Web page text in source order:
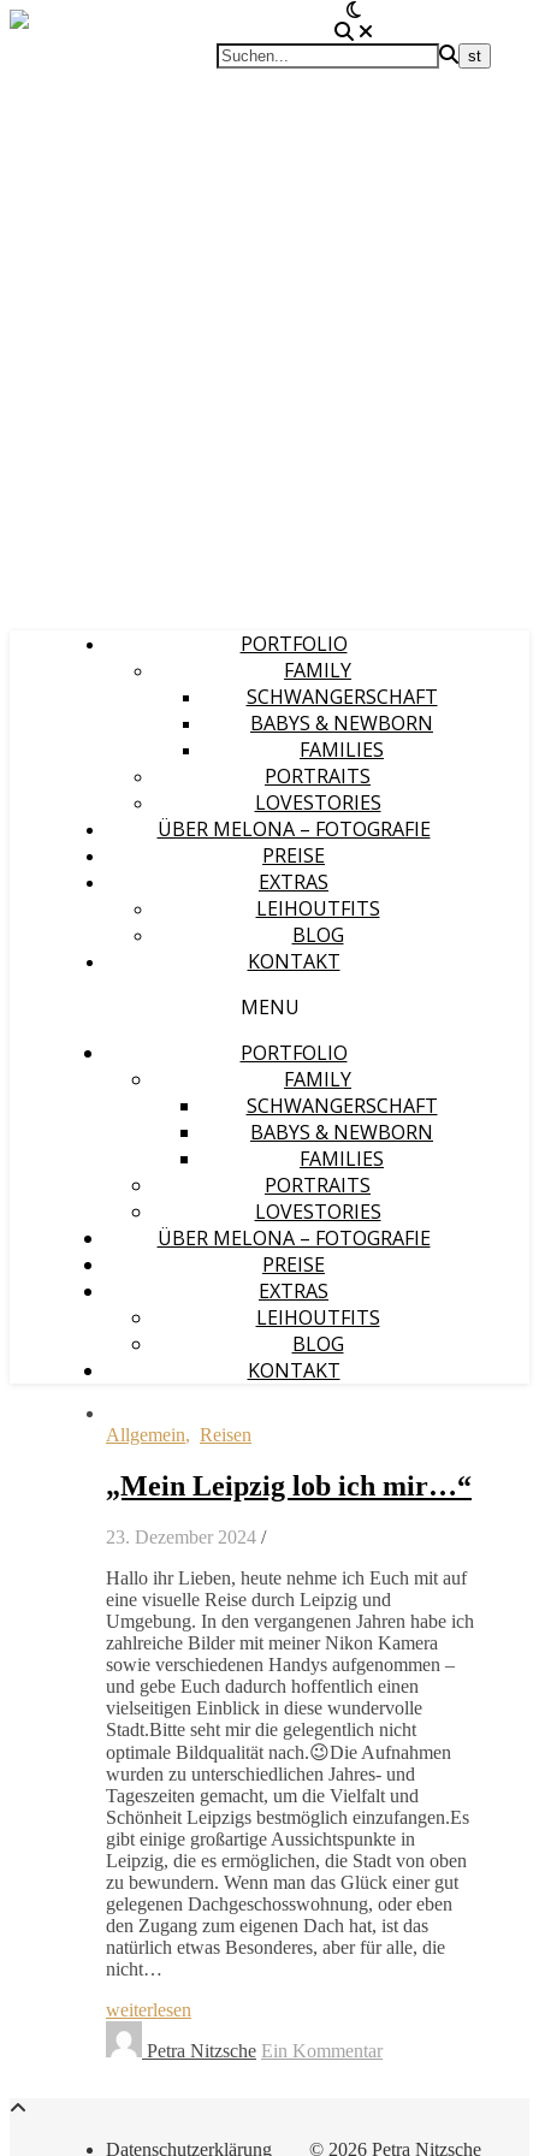
PORTFOLIO
FAMILY
SCHWANGERSCHAFT
BABYS & NEWBORN
FAMILIES
PORTRAITS
LOVESTORIES
ÜBER MELONA – FOTOGRAFIE
PREISE
EXTRAS
LEIHOUTFITS
BLOG
KONTAKT
MENU
PORTFOLIO
FAMILY
SCHWANGERSCHAFT
BABYS & NEWBORN
FAMILIES
PORTRAITS
LOVESTORIES
ÜBER MELONA – FOTOGRAFIE
PREISE
EXTRAS
LEIHOUTFITS
BLOG
KONTAKT
Allgemein, Reisen
„Mein Leipzig lob ich mir…“
23. Dezember 2024 /
Hallo ihr Lieben, heute nehme ich Euch mit auf
eine visuelle Reise durch Leipzig und
Umgebung. In den vergangenen Jahren habe ich
zahlreiche Bilder mit meiner Nikon Kamera
sowie verschiedenen Handys aufgenommen –
und gebe Euch dadurch hoffentlich einen
vielseitigen Einblick in diese wundervolle
Stadt.Bitte seht mir die gelegentlich nicht
optimale Bildqualität nach.😉Die Aufnahmen
wurden zu unterschiedlichen Jahres- und
Tageszeiten gemacht, um die Vielfalt und
Schönheit Leipzigs bestmöglich einzufangen.Es
gibt einige großartige Aussichtspunkte in
Leipzig, die es ermöglichen, die Stadt von oben
zu bewundern. Wenn man das Glück einer gut
gelegenen Dachgeschosswohnung, oder eben
den Zugang zum eigenen Dach hat, ist das
natürlich etwas Besonderes, aber für alle, die
nicht…
weiterlesen
Petra Nitzsche Ein Kommentar
© 2026 Petra Nitzsche
Datenschutzerklärung